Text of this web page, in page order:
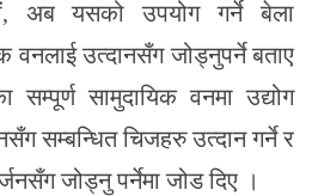
अब यसको उपयोग गर्ने बेला
वनलाई उत्दानसँग जोड्नुपर्ने बताए
सम्पूर्ण सामुदायिक वनमा उद्योग
सम्बन्धित चिजहरु उत्दान गर्ने र
जोड्नु पर्नेमा जोड दिए ।